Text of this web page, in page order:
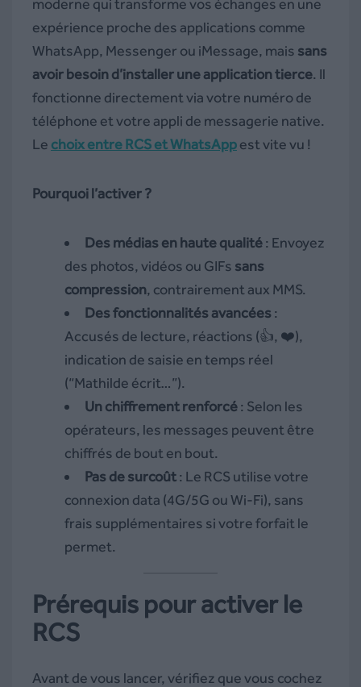
moderne qui transforme vos échanges en une
expérience proche des applications comme
WhatsApp, Messenger ou iMessage, mais sans
avoir besoin d’installer une application tierce. Il
fonctionne directement via votre numéro de
téléphone et votre appli de messagerie native.
Le choix entre RCS et WhatsAppest vite vu !
Pourquoi l’activer ?
Des médias en haute qualité: Envoyez
des photos, vidéos ou GIFs sans
compression, contrairement aux MMS.
Des fonctionnalités avancées:
Accusés de lecture, réactions (👍, ❤️),
indication de saisie en temps réel
(“Mathilde écrit…”).
Un chiffrement renforcé: Selon les
opérateurs, les messages peuvent être
chiffrés de bout en bout.
Pas de surcoût: Le RCS utilise votre
connexion data (4G/5G ou Wi-Fi), sans
frais supplémentaires si votre forfait le
permet.
Prérequis pour activer le
RCS
Avant de vous lancer, vérifiez que vous cochez